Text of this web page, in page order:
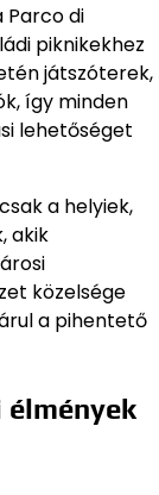
Parco di
piknikekhez
játszóterek,
így minden
lehetőséget
a helyiek,
akik
közelsége
a pihentető